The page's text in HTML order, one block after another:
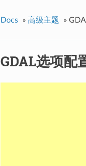
Docs » 高级主题 »
GDAL选项配